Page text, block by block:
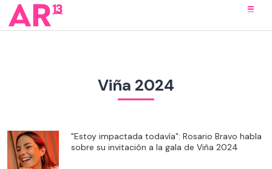
Viña 2024
"Estoy impactada todavía": Rosario Bravo habla
sobre su invitación a la gala de Viña 2024